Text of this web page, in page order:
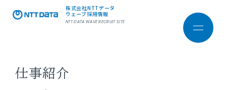
株式会社NTTデータ
ウェーブ採用情報
NTT DATA WAVE RECRUIT SITE
株式会社NTTデータ ウェーブ
仕事紹介